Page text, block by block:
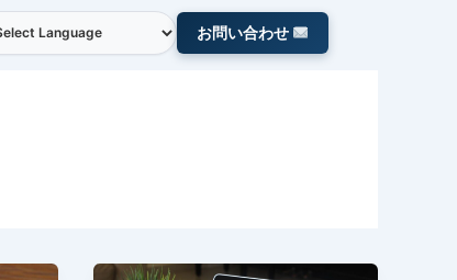
お問い合わせ